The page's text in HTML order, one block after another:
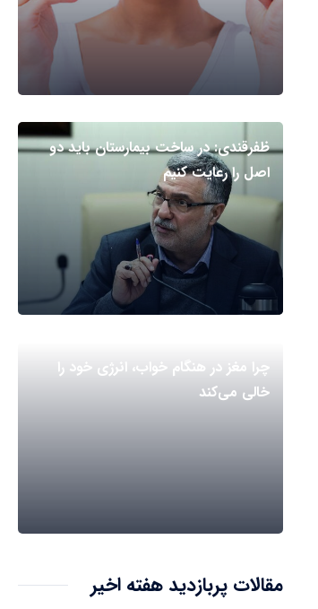
ظفرقندی: در ساخت بیمارستان باید دو
اصل را رعایت کنیم
چرا مغز در هنگام خواب، انرژی خود را
خالی می‌کند
مقالات پربازدید هفته اخیر